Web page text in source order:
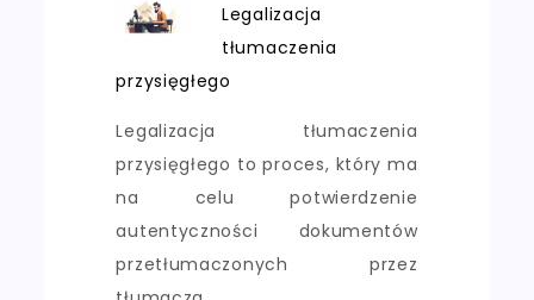
Legalizacja
tłumaczenia
przysięgłego
Legalizacja tłumaczenia
przysięgłego to proces, który ma
na celu potwierdzenie
autentyczności dokumentów
przetłumaczonych przez